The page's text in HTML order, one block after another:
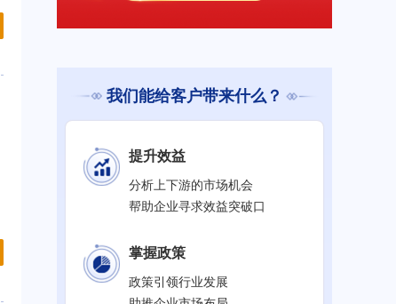
我们能给客户带来什么？
提升效益
分析上下游的市场机会
帮助企业寻求效益突破口
掌握政策
政策引领行业发展